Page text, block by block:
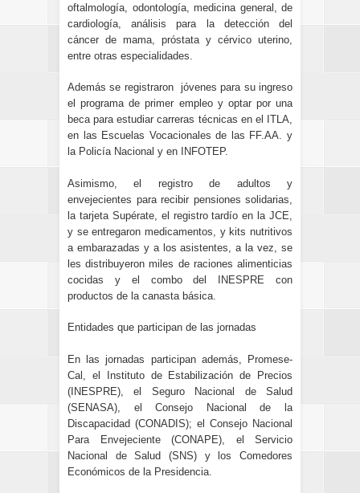
oftalmología, odontología, medicina general, de
cardiología, análisis para la detección del
cáncer de mama, próstata y cérvico uterino,
entre otras especialidades.
Además se registraron jóvenes para su ingreso
el programa de primer empleo y optar por una
beca para estudiar carreras técnicas en el ITLA,
en las Escuelas Vocacionales de las FF.AA. y
la Policía Nacional y en INFOTEP.
Asimismo, el registro de adultos y
envejecientes para recibir pensiones solidarias,
la tarjeta Supérate, el registro tardío en la JCE,
y se entregaron medicamentos, y kits nutritivos
a embarazadas y a los asistentes, a la vez, se
les distribuyeron miles de raciones alimenticias
cocidas y el combo del INESPRE con
productos de la canasta básica.
Entidades que participan de las jornadas
En las jornadas participan además, Promese-
Cal, el Instituto de Estabilización de Precios
(INESPRE), el Seguro Nacional de Salud
(SENASA), el Consejo Nacional de la
Discapacidad (CONADIS); el Consejo Nacional
Para Envejeciente (CONAPE), el Servicio
Nacional de Salud (SNS) y los Comedores
Económicos de la Presidencia.